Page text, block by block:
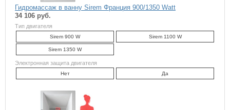
Гидромассаж в ванну Sirem Франция 900/1350 Watt
34 106 руб.
Тип двигателя
Sirem 900 W Sirem 1100 W
Sirem 1350 W
Электронная защита двигателя
Нет Да